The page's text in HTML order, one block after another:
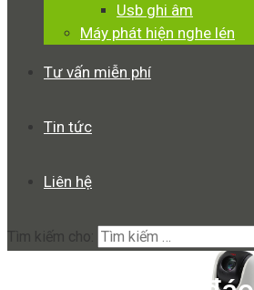
Usb ghi âm
Máy phát hiện nghe lén
Tư vấn miễn phí
Tin tức
Liên hệ
Tìm kiếm cho: